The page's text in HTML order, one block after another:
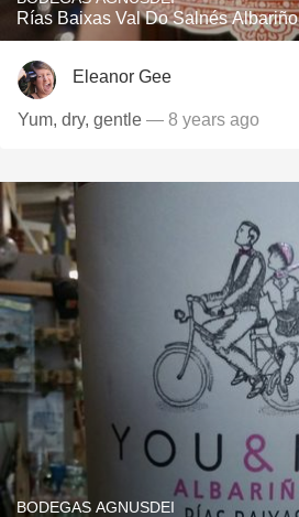
Rías Baixas Val Do Salnés Albariño
Eleanor Gee
Yum, dry, gentle — 8 years ago
BODEGAS AGNUSDEI